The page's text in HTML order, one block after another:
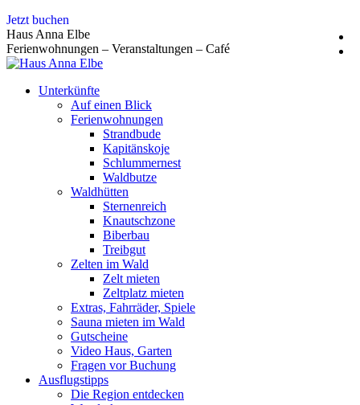
Zum
Inhalt
springen
Jetzt buchen
Haus Anna Elbe
Ferienwohnungen – Veranstaltungen – Café
Unterkünfte
Auf einen Blick
Ferienwohnungen
Strandbude
Kapitänskoje
Schlummernest
Waldbutze
Waldhütten
Sternenreich
Knautschzone
Biberbau
Treibgut
Zelten im Wald
Zelt mieten
Zeltplatz mieten
Extras, Fahrräder, Spiele
Sauna mieten im Wald
Gutscheine
Video Haus, Garten
Fragen vor Buchung
Ausflugstipps
Die Region entdecken